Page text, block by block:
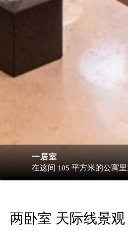
一居室
在这间 105 平方米的公寓里
两卧室 天际线景观